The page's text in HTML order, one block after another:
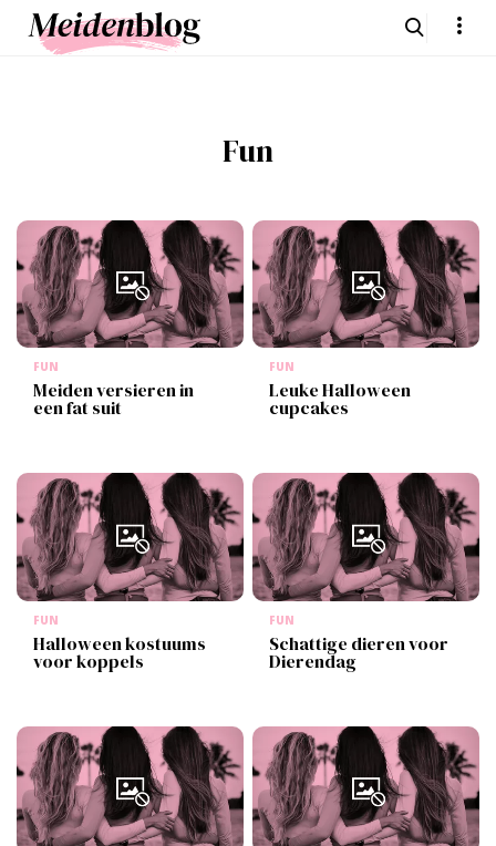
Fun
FUN
Meiden versieren in
een fat suit
FUN
Leuke Halloween
cupcakes
FUN
Halloween kostuums
voor koppels
FUN
Schattige dieren voor
Dierendag